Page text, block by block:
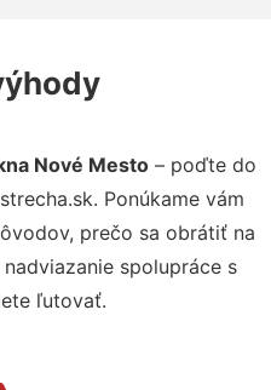
Nové Mesto– poďte do
Ponúkame vám
prečo sa obrátiť na
spolupráce s
ľutovať.